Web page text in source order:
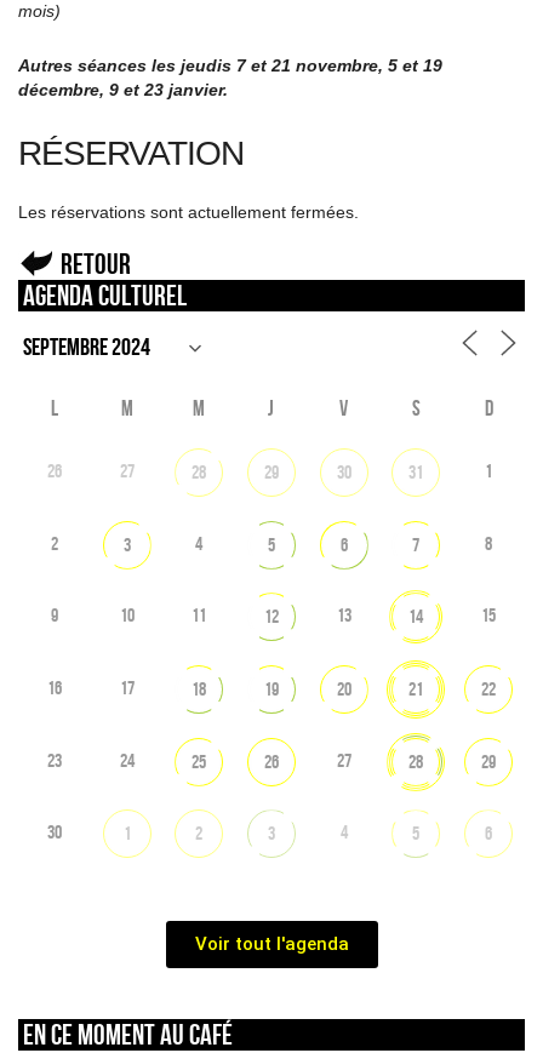
mois)
Autres séances les jeudis 7 et 21 novembre, 5 et 19
décembre, 9 et 23 janvier.
RÉSERVATION
Les réservations sont actuellement fermées.
Retour
Agenda culturel
L M M J V S D
26 27 28 29 30 31 1
2 3 4 5 6 7 8
9 10 11 12 13 14 15
16 17 18 19 20 21 22
23 24 25 26 27 28 29
30 1 2 3 4 5 6
Voir tout l'agenda
En ce moment au café